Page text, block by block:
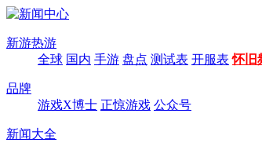
新游热游
全球 国内 手游 盘点 测试表 开服表 怀旧
品牌
游戏X博士 正惊游戏 公众号
新闻大全